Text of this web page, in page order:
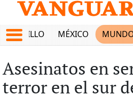
SALTILLO MÉXICO
Asesinatos en
terror en el sur